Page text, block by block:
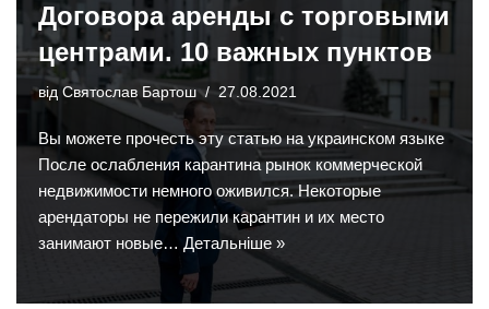
Договора аренды с торговыми
центрами. 10 важных пунктов
від Святослав Бартош 27.08.2021
Вы можете прочесть эту статью на украинском языке
После ослабления карантина рынок коммерческой
недвижимости немного оживился. Некоторые
арендаторы не пережили карантин и их место
занимают новые… Детальніше »